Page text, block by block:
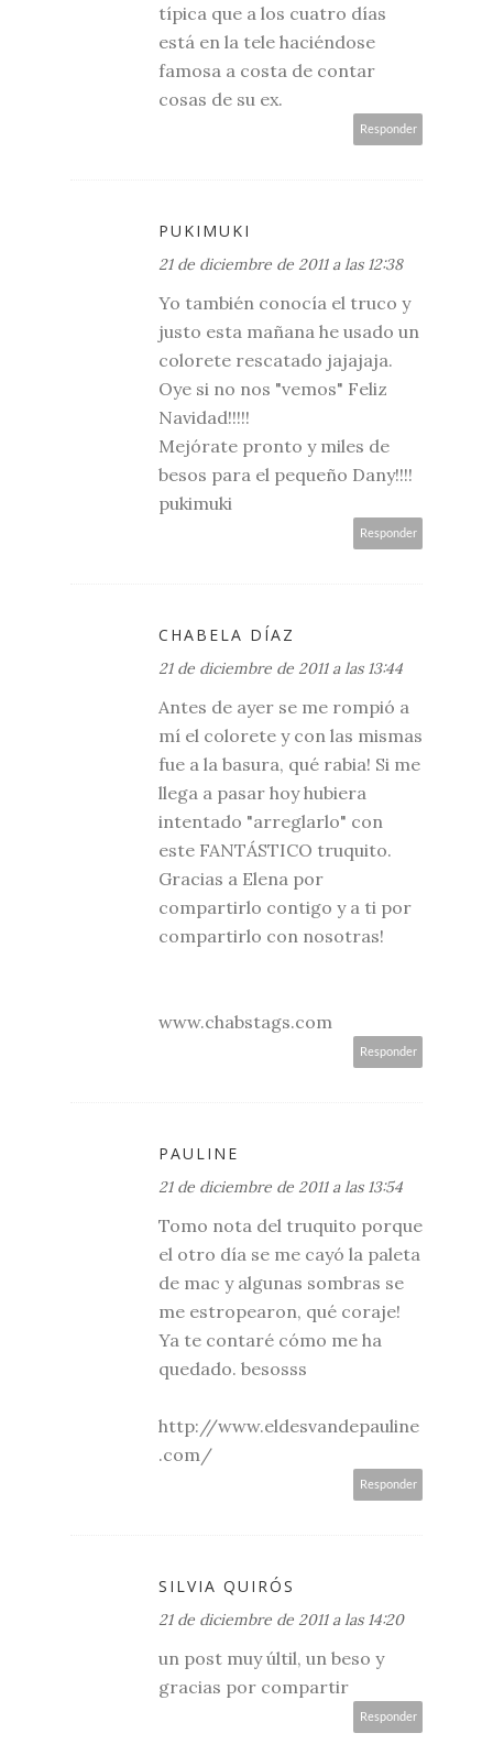
típica que a los cuatro días
está en la tele haciéndose
famosa a costa de contar
cosas de su ex.
Responder
PUKIMUKI
21 de diciembre de 2011 a las 12:38
Yo también conocía el truco y
justo esta mañana he usado un
colorete rescatado jajajaja.
Oye si no nos "vemos" Feliz
Navidad!!!!!
Mejórate pronto y miles de
besos para el pequeño Dany!!!!
pukimuki
Responder
CHABELA DÍAZ
21 de diciembre de 2011 a las 13:44
Antes de ayer se me rompió a
mí el colorete y con las mismas
fue a la basura, qué rabia! Si me
llega a pasar hoy hubiera
intentado "arreglarlo" con
este FANTÁSTICO truquito.
Gracias a Elena por
compartirlo contigo y a ti por
compartirlo con nosotras!
www.chabstags.com
Responder
PAULINE
21 de diciembre de 2011 a las 13:54
Tomo nota del truquito porque
el otro día se me cayó la paleta
de mac y algunas sombras se
me estropearon, qué coraje!
Ya te contaré cómo me ha
quedado. besosss
http://www.eldesvandepauline
.com/
Responder
SILVIA QUIRÓS
21 de diciembre de 2011 a las 14:20
un post muy últil, un beso y
gracias por compartir
Responder